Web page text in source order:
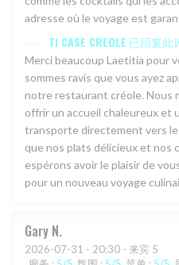
adresse où le voyage est
TI CASE CREOLE 已回复此
Merci beaucoup Laetitia pour
sommes ravis que vous ayez
notre restaurant créole. Nous
offrir un accueil chaleureux et
transporte directement vers
que nos plats délicieux et nos
espérons avoir le plaisir de
pour un nouveau voyage
Gary N
2026-07-31 - 20:30 - 来宾 5